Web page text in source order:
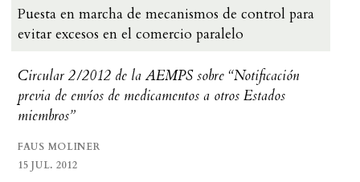
Puesta en marcha de mecanismos de control para
evitar excesos en el comercio paralelo
Circular 2/2012 de la AEMPS sobre “Notificación
previa de envíos de medicamentos a otros Estados
miembros”
FAUS MOLINER
15 JUL. 2012